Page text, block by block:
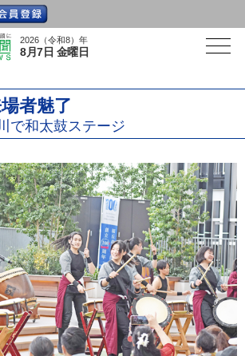
2026（令和8）年
8月7日 金曜日
者魅了
で和太鼓ステージ